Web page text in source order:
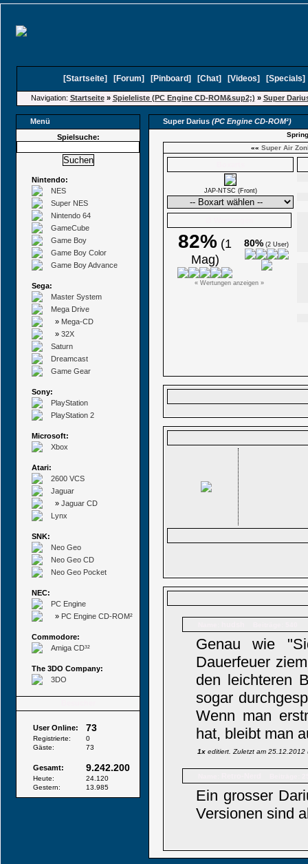
[Startseite] [Forum] [Pinboard] [Chat] [Videos] [Specials
Navigation: Startseite» Spieleliste (PC Engine CD-ROM&sup2;) » Super
Menü Super Darius (PC Engine CD-ROM²)
Spielsuche:
Nintendo:
NES
Super NES
Nintendo 64
GameCube
Game Boy
Game Boy Color
Game Boy Advance
Sega:
Master System
Mega Drive
» Mega-CD
» 32X
Saturn
Dreamcast
Game Gear
Sony:
PlayStation
PlayStation 2
Microsoft:
Xbox
Atari:
2600 VCS
Jaguar
» Jaguar CD
Lynx
SNK:
Neo Geo
Neo Geo CD
Neo Geo Pocket
NEC:
PC Engine
» PC Engine CD-ROM²
Commodore:
Amiga CD³²
The 3DO Company:
3DO
User Online: 73
Registrierte:
0
Gäste:
73
Gesamt: 9.242.200
Heute:
24.120
Gestern:
13.985
«« Super Air
JAP-NTSC (Front)
82% (1
Mag)
80% (2 User)
« Wertungen anzeigen »
Genau wie
Dauerfeuer
den leichteren
sogar
Wenn man
hat, bleibt man
1x editiert. Zuletzt am 25.12.2012
Ein grosser
Versionen sind